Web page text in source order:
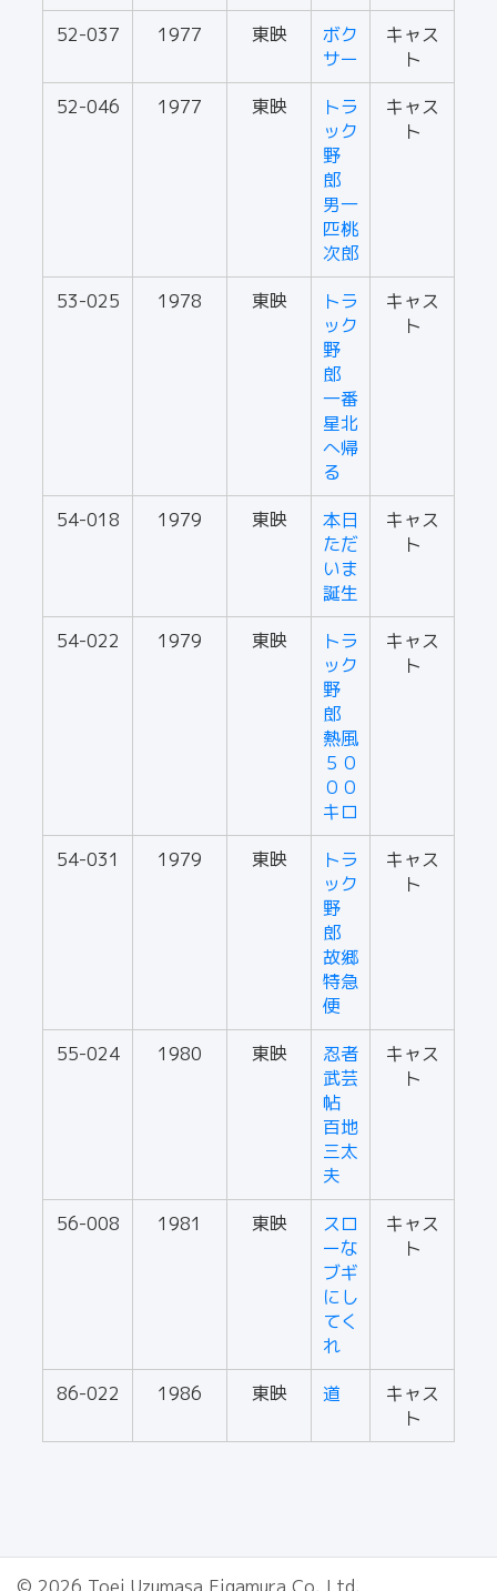
52-037 1977 東映
ボク
サー
キャス
ト
52-046
1977 東映
トラ
ック
野
郎
男一
匹桃
次郎
キャス
ト
53-025 1978 東映
トラ
ック
野
郎
一番
星北
へ帰
る
キャス
ト
54-018 1979 東映
本日
ただ
いま
誕生
キャス
ト
54-022 1979 東映
トラ
ック
野
郎
熱風
５０
００
キロ
キャス
ト
54-031 1979 東映
トラ
ック
野
郎
故郷
特急
便
キャス
ト
55-024 1980 東映
忍者
武芸
帖
百地
三太
夫
キャス
ト
56-008 1981 東映
スロ
ーな
ブギ
にし
てく
れ
キャス
ト
86-022 1986 東映 道
キャス
ト